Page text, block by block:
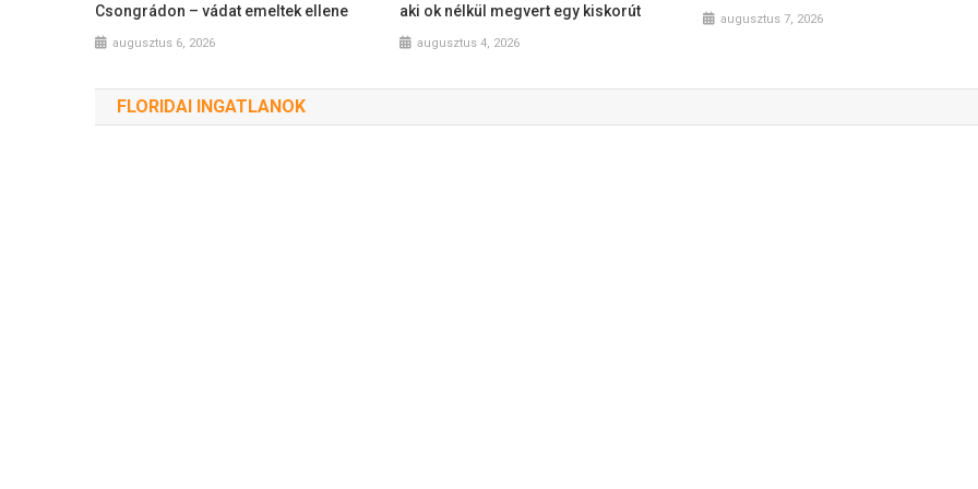
Csongrádon – vádat emeltek ellene
augusztus 6, 2026
aki ok nélkül megvert egy kiskorút
augusztus 4, 2026
augusztus 7, 2026
FLORIDAI INGATLANOK